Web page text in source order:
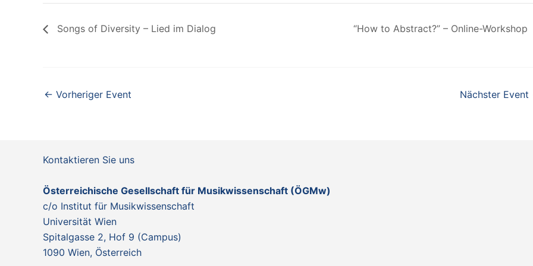
Songs of Diversity – Lied im Dialog “How to Abstract?” – Online-Workshop
← Vorheriger Event Nächster Event
Kontaktieren Sie uns
Österreichische Gesellschaft für Musikwissenschaft (ÖGMw)
c/o Institut für Musikwissenschaft
Universität Wien
Spitalgasse 2, Hof 9 (Campus)
1090 Wien, Österreich